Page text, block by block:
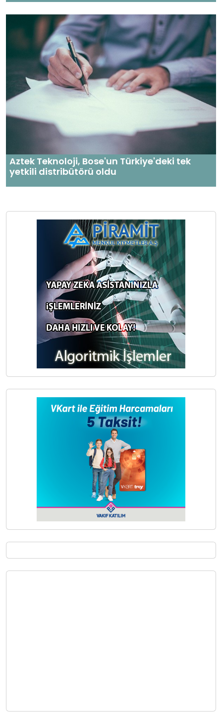
Aztek Teknoloji, Bose'un Türkiye'deki tek
yetkili distribütörü oldu